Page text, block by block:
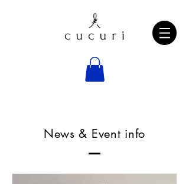
News & Event info